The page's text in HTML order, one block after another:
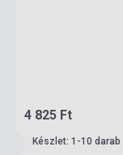
4 825 Ft
Készlet: 1-10 darab